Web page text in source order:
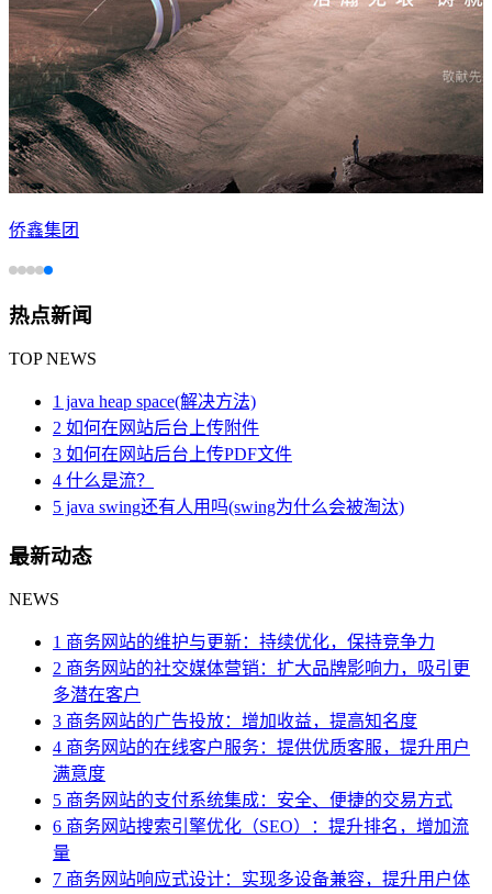
侨鑫集团
热点新闻
TOP NEWS
1 java heap space(解决方法)
2 如何在网站后台上传附件
3 如何在网站后台上传PDF文件
4 什么是流？
5 java swing还有人用吗(swing为什么会被淘汰)
最新动态
NEWS
1 商务网站的维护与更新：持续优化，保持竞争力
2 商务网站的社交媒体营销：扩大品牌影响力，吸引更
多潜在客户
3 商务网站的广告投放：增加收益，提高知名度
4 商务网站的在线客户服务：提供优质客服，提升用户
满意度
5 商务网站的支付系统集成：安全、便捷的交易方式
6 商务网站搜索引擎优化（SEO）：提升排名，增加流
量
7 商务网站响应式设计：实现多设备兼容，提升用户体